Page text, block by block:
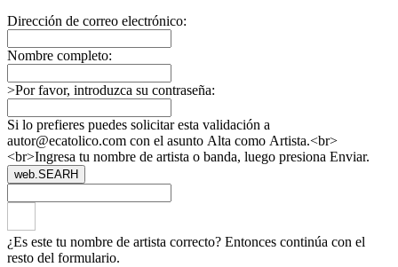
Dirección de correo electrónico:
Nombre completo:
>Por favor, introduzca su contraseña:
Si lo prefieres puedes solicitar esta validación a
autor@ecatolico.com con el asunto Alta como Artista.<br>
<br>Ingresa tu nombre de artista o banda, luego presiona Enviar.
web.SEARH
¿Es este tu nombre de artista correcto? Entonces continúa con el
resto del formulario.